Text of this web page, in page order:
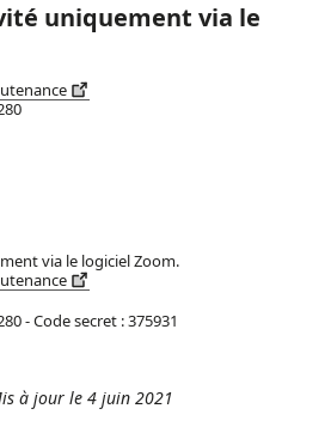
uniquement via le
via le logiciel Zoom.
- Code secret : 375931
à jour le 4 juin 2021